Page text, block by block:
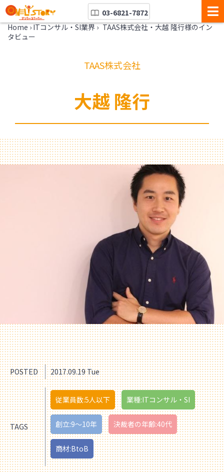
03-6821-7872
Home › ITコンサル・SI業界 › TAAS株式会社・大越 隆行様のイン
タビュー
TAAS株式会社
大越 隆行
POSTED 2017.09.19 Tue
TAGS
従業員数:5人以下 業種:ITコンサル・SI
創立:9〜10年 決裁者の年齢:40代
商材:BtoB